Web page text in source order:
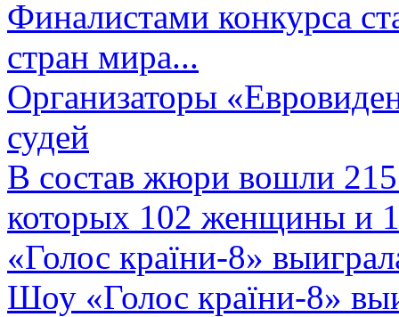
Финалистами конкурса
стран мира...
Организаторы
судей
В состав жюри вошли 215
которых 102 женщины и
«Голос країни-8»
Шоу «Голос країни-8»